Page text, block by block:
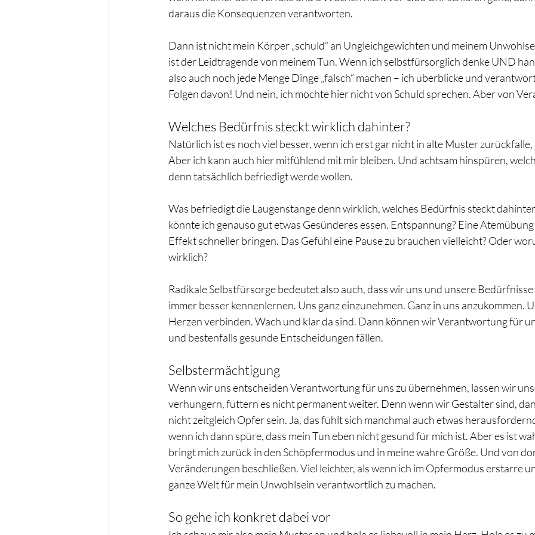
daraus die Konsequenzen verantworten.
Dann ist nicht mein Körper „schuld“ an Ungleichgewichten und meinem
ist der Leidtragende von meinem Tun. Wenn ich selbstfürsorglich denke UND
also auch noch jede Menge Dinge „falsch“ machen – ich überblicke und
Folgen davon! Und nein, ich möchte hier nicht von Schuld sprechen. Aber von
Welches Bedürfnis steckt wirklich dahinter?
Natürlich ist es noch viel besser, wenn ich erst gar nicht in alte Muster
Aber ich kann auch hier mitfühlend mit mir bleiben. Und achtsam hinspüren,
denn tatsächlich befriedigt werde wollen.
Was befriedigt die Laugenstange denn wirklich, welches Bedürfnis steckt
könnte ich genauso gut etwas Gesünderes essen. Entspannung? Eine
Effekt schneller bringen. Das Gefühl eine Pause zu brauchen vielleicht? Oder
wirklich?
Radikale Selbstfürsorge bedeutet also auch, dass wir uns und unsere
immer besser kennenlernen. Uns ganz einzunehmen. Ganz in uns anzukommen.
Herzen verbinden. Wach und klar da sind. Dann können wir Verantwortung für
und bestenfalls gesunde Entscheidungen fällen.
Selbstermächtigung
Wenn wir uns entscheiden Verantwortung für uns zu übernehmen, lassen wir
verhungern, füttern es nicht permanent weiter. Denn wenn wir Gestalter sind,
nicht zeitgleich Opfer sein. Ja, das fühlt sich manchmal auch etwas
wenn ich dann spüre, dass mein Tun eben nicht gesund für mich ist. Aber es ist
bringt mich zurück in den Schöpfermodus und in meine wahre Größe. Und von
Veränderungen beschließen. Viel leichter, als wenn ich im Opfermodus erstarre
ganze Welt für mein Unwohlsein verantwortlich zu machen.
So gehe ich konkret dabei vor